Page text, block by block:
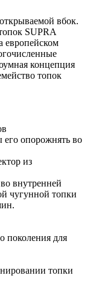
вбок.
SUPRA
европейском
концепция
топок
его опорожнять во
из
внутренней
чугунной топки
поколения для
топки